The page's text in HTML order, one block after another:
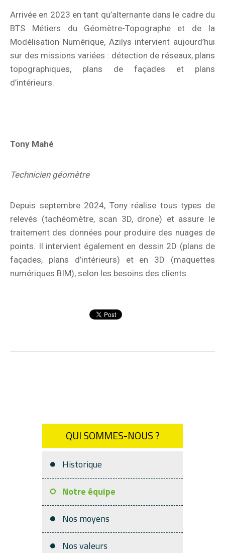
Arrivée en 2023 en tant qu’alternante dans le cadre du
BTS Métiers du Géomètre-Topographe et de la
Modélisation Numérique, Azilys intervient aujourd’hui
sur des missions variées : détection de réseaux, plans
topographiques, plans de façades et plans
d’intérieurs.
Tony Mahé
Technicien géomètre
Depuis septembre 2024, Tony réalise tous types de
relevés (tachéomètre, scan 3D, drone) et assure le
traitement des données pour produire des nuages de
points. Il intervient également en dessin 2D (plans de
façades, plans d’intérieurs) et en 3D (maquettes
numériques BIM), selon les besoins des clients.
QUI SOMMES-NOUS ?
Historique
Notre équipe
Nos moyens
Nos valeurs